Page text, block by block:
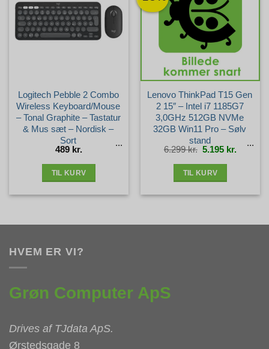
Logitech Pebble 2 Combo
Wireless Keyboard/Mouse
– Tonal Graphite – Tastatur
& Mus sæt – Nordisk –
Sort
489 kr.
TIL KURV
Lenovo ThinkPad T15 Gen
2 15″ – Intel i7 1185G7
3,0GHz 512GB NVMe
32GB Win11 Pro – Sølv
stand
6.299kr. Den
oprindelige
pris
5.195 kr. Den
aktuelle
pris
TIL KURV
HVEM ER VI?
Grøn Computer ApS
Drives af TJdata ApS.
Ørstedsgade 8